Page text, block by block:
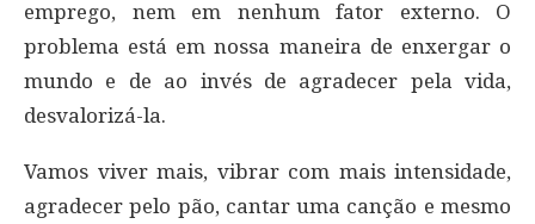
emprego, nem em nenhum fator externo. O
problema está em nossa maneira de enxergar o
mundo e de ao invés de agradecer pela vida,
desvalorizá-la.
Vamos viver mais, vibrar com mais intensidade,
agradecer pelo pão, cantar uma canção e mesmo